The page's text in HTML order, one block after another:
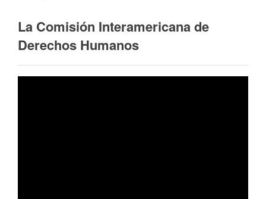
La Comisión Interamericana de
Derechos Humanos